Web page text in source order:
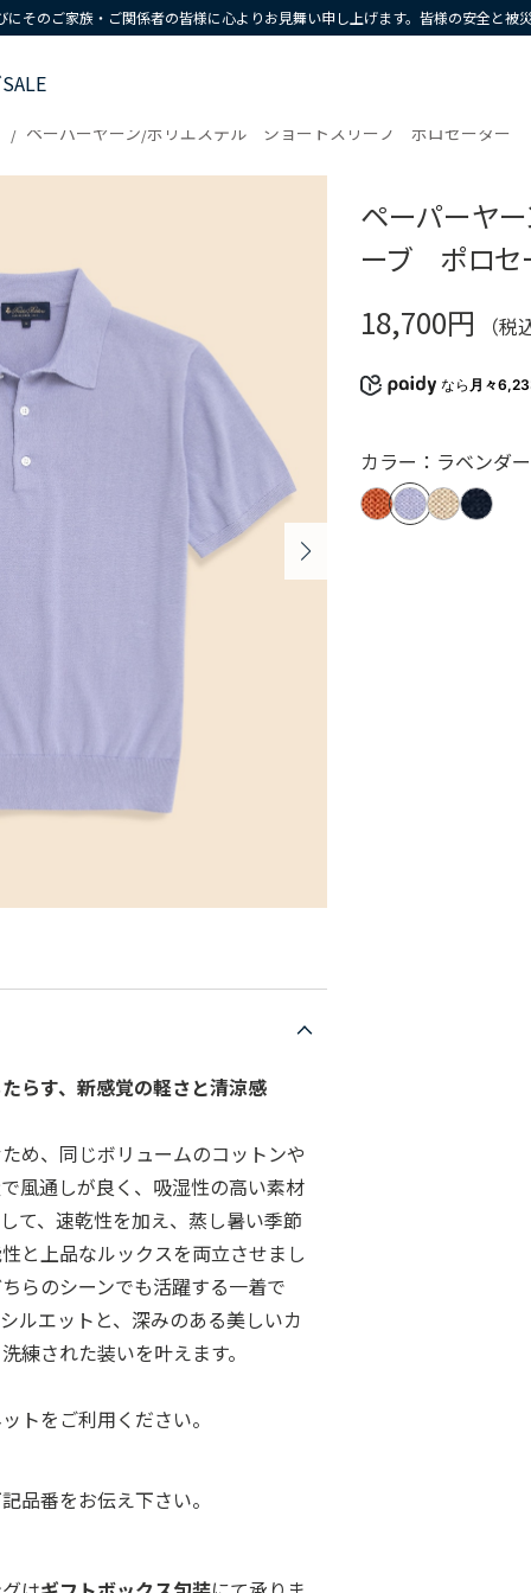
そのご家族・ご関係者の皆様に心よりお見舞い申し上げます。皆様の安全と被
SALE
ペーパーヤーン/ポリエステル ショートスリーブ ポロセーター
ペーパーヤ
ーブ ポロセ
18,700円
（税
なら 月々
カラー：ラベンダー
らす、新感覚の軽さと清涼感
め、同じボリュームのコットンや
風通しが良く、吸湿性の高い素材
て、速乾性を加え、蒸し暑い季節
と上品なルックスを両立させまし
らのシーンでも活躍する一着で
ルエットと、深みのある美しいカ
練された装いを叶えます。
トをご利用ください。
品番をお伝え下さい。